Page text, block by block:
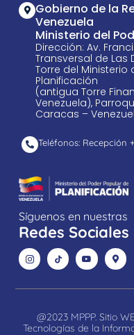
Gobierno de la
Venezuela
Ministerio del
Dirección: Av.
Transversal de Las
Torre del Ministerio
Planificación
(antigua Torre
Venezuela),
Caracas –
Teléfonos: Recepción
Síguenos en nuestras
Redes Sociales
@2023 MPPP. Sitio
Tecnologías de la